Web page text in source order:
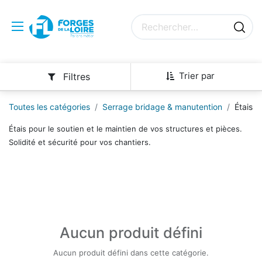
Trier par
Filtres
Toutes les catégories Serrage bridage & manutention Étais
Étais pour le soutien et le maintien de vos structures et pièces.
Solidité et sécurité pour vos chantiers.
Aucun produit défini
Aucun produit défini dans cette catégorie.